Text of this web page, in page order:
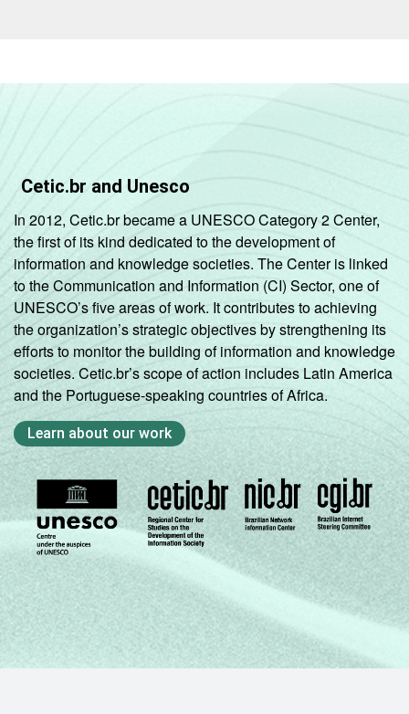
Cetic.br and Unesco
In 2012, Cetic.br became a UNESCO Category 2 Center,
the first of its kind dedicated to the development of
information and knowledge societies. The Center is linked
to the Communication and Information (CI) Sector, one of
UNESCO’s five areas of work. It contributes to achieving
the organization’s strategic objectives by strengthening its
efforts to monitor the building of information and knowledge
societies. Cetic.br’s scope of action includes Latin America
and the Portuguese-speaking countries of Africa.
Learn about our work